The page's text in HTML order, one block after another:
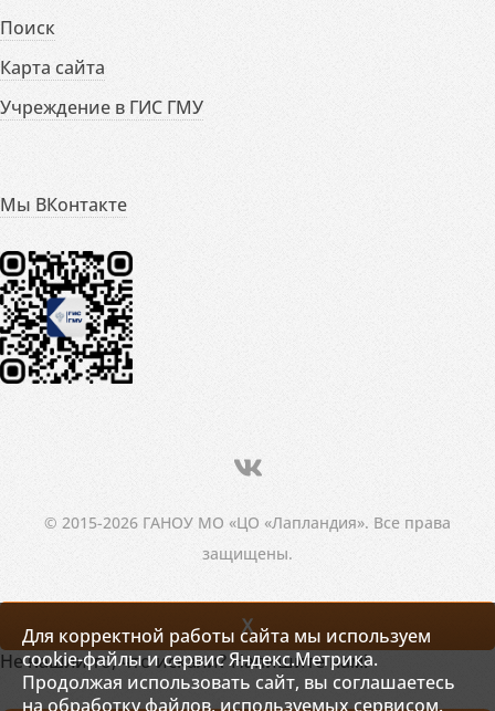
Поиск
Карта сайта
Учреждение в ГИС ГМУ
Мы ВКонтакте
© 2015-2026 ГАНОУ МО «ЦО «Лапландия». Все права
защищены.
Для корректной работы сайта мы используем
cookie-файлы и сервис Яндекс.Метрика.
Продолжая использовать сайт, вы соглашаетесь
на обработку файлов, используемых сервисом.
X
Не нашли то, что искали? Напишите нам!